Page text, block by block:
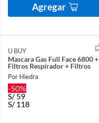
Agregar
U BUY
Mascara Gas Full Face 6800 +
Filtros Respirador + Filtros
Por Hiedra
-50%
S/59
S/ 118